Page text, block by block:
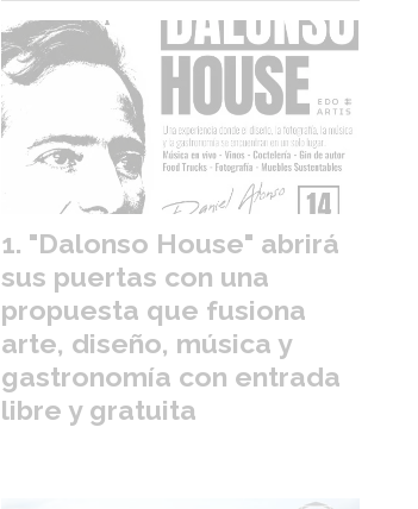
"Dalonso House" abrirá
sus puertas con una
propuesta que fusiona
arte, diseño, música y
gastronomía con entrada
libre y gratuita